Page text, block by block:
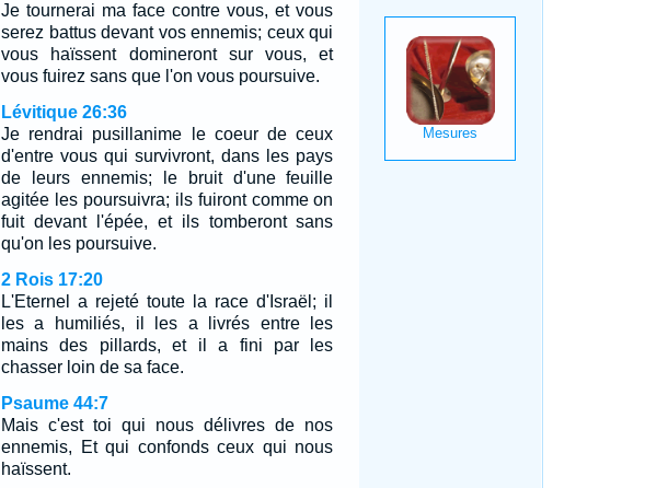
Je tournerai ma face contre vous, et vous
serez battus devant vos ennemis; ceux qui
vous haïssent domineront sur vous, et
vous fuirez sans que l'on vous poursuive.
Lévitique 26:36
Je rendrai pusillanime le coeur de ceux
d'entre vous qui survivront, dans les pays
de leurs ennemis; le bruit d'une feuille
agitée les poursuivra; ils fuiront comme on
fuit devant l'épée, et ils tomberont sans
qu'on les poursuive.
2 Rois 17:20
L'Eternel a rejeté toute la race d'Israël; il
les a humiliés, il les a livrés entre les
mains des pillards, et il a fini par les
chasser loin de sa face.
Psaume 44:7
Mais c'est toi qui nous délivres de nos
ennemis, Et qui confonds ceux qui nous
haïssent.